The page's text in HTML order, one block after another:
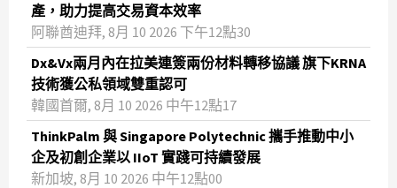
產，助力提高交易資本效率
阿聯酋迪拜, 8月 10 2026 下午12點30
Dx&Vx兩月內在拉美連簽兩份材料轉移協議 旗下KRNA
技術獲公私領域雙重認可
韓國首爾, 8月 10 2026 中午12點17
ThinkPalm 與 Singapore Polytechnic 攜手推動中小
企及初創企業以 IIoT 實踐可持續發展
新加坡, 8月 10 2026 中午12點00